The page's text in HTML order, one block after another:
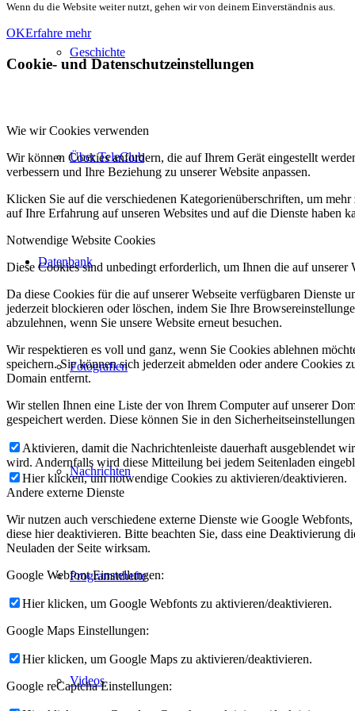
Geschichte
Über TeleClub
Datenbank
Fotografien
Nachrichten
Programmhefte
Videos
Wenn du die Website weiter nutzt, gehen wir von deinem Einverständnis aus.
OKErfahre mehr
Cookie- und Datenschutzeinstellungen
Wie wir Cookies verwenden
Wir können Cookies anfordern, die auf Ihrem Gerät eingestellt
verbessern und Ihre Beziehung zu unserer Website anpassen.
Klicken Sie auf die verschiedenen Kategorienüberschriften, um
auf Ihre Erfahrung auf unseren Websites und auf die Dienste haben
Notwendige Website Cookies
Diese Cookies sind unbedingt erforderlich, um Ihnen die auf
Da diese Cookies für die auf unserer Webseite verfügbaren
jederzeit blockieren oder löschen, indem Sie Ihre
abzulehnen, wenn Sie unsere Website erneut besuchen.
Wir respektieren es voll und ganz, wenn Sie Cookies ablehnen
speichern. Sie können sich jederzeit abmelden oder andere Cookies
Domain entfernt.
Wir stellen Ihnen eine Liste der von Ihrem Computer auf unserer
gespeichert werden. Diese können Sie in den
Aktivieren, damit die Nachrichtenleiste dauerhaft ausgeblendet
wird. Andernfalls wird diese Mitteilung bei jedem Seitenladen
Hier klicken, um notwendige Cookies zu aktivieren/deaktivieren.
Andere externe Dienste
Wir nutzen auch verschiedene externe Dienste wie Google
diese hier deaktivieren. Bitte beachten Sie, dass eine Deaktivierung
Neuladen der Seite wirksam.
Google Webfont Einstellungen:
Hier klicken, um Google Webfonts zu aktivieren/deaktivieren.
Google Maps Einstellungen:
Hier klicken, um Google Maps zu aktivieren/deaktivieren.
Google reCaptcha Einstellungen: